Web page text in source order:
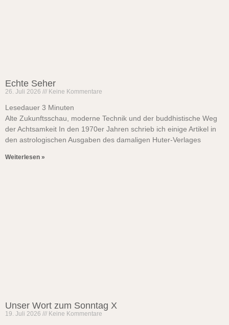
Echte Seher
26. Juli 2026 Keine Kommentare
Lesedauer 3 Minuten
Alte Zukunftsschau, moderne Technik und der buddhistische Weg
der Achtsamkeit In den 1970er Jahren schrieb ich einige Artikel in
den astrologischen Ausgaben des damaligen Huter-Verlages
Weiterlesen »
Unser Wort zum Sonntag X
19. Juli 2026 Keine Kommentare